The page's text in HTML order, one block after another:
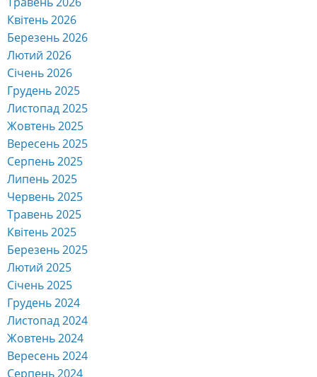
Quest: Твій внесок у майбутнє планети»
АннадоНавчальна програма: Готельне господарство
RapidSkills — безкоштовні курси від NTO.UA
Людмиладо
Твій внесок у майбутнє планети»
Інна Каліндо
Твій внесок у майбутнє планети»
Архіви
Липень 2026
Червень 2026
Травень 2026
Квітень 2026
Березень 2026
Лютий 2026
Січень 2026
Грудень 2025
Листопад 2025
Жовтень 2025
Вересень 2025
Серпень 2025
Липень 2025